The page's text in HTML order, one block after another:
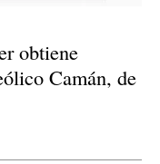
obtiene
Camán, de